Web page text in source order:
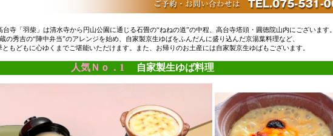
寺「羽柴」は清水寺から円山公園に通じる石畳の“ねねの道”の中程、高台寺塔頭・圓徳院山内にございます。
の秀吉の“陣中弁当”のアレンジを始め、自家製京生ゆばをふんだんに盛り込んだ京湯葉料理など、
ともどもに心ゆくまでご堪能いただけます。また、お帰りのお土産には自家製京生ゆばもございます。
人気Ｎｏ．1 自家製生ゆば料理